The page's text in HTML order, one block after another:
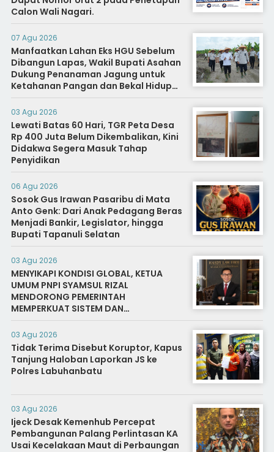
Calon Wali Nagari.
07 Agu 2026
Manfaatkan Lahan Eks HGU Sebelum
Dibangun Lapas, Wakil Bupati Asahan
Dukung Penanaman Jagung untuk
Ketahanan Pangan dan Bekal Hidup
Warga Binaan
03 Agu 2026
Lewati Batas 60 Hari, TGR Peta Desa
Rp 400 Juta Belum Dikembalikan, Kini
Didakwa Segera Masuk Tahap
Penyidikan
06 Agu 2026
Sosok Gus Irawan Pasaribu di Mata
Anto Genk: Dari Anak Pedagang Beras
Menjadi Bankir, Legislator, hingga
Bupati Tapanuli Selatan
03 Agu 2026
MENYIKAPI KONDISI GLOBAL, KETUA
UMUM PNPI SYAMSUL RIZAL
MENDORONG PEMERINTAH
MEMPERKUAT SISTEM DAN
INFRASTRUKTUR INTELIJEN NEGARA
03 Agu 2026
Tidak Terima Disebut Koruptor, Kapus
Tanjung Haloban Laporkan JS ke
Polres Labuhanbatu
03 Agu 2026
Ijeck Desak Kemenhub Percepat
Pembangunan Palang Perlintasan KA
Usai Kecelakaan Maut di Perbaungan